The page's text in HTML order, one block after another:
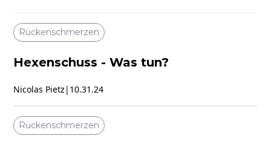
Rückenschmerzen
Hexenschuss - Was tun?
Nicolas Pietz | 10.31.24
Rückenschmerzen